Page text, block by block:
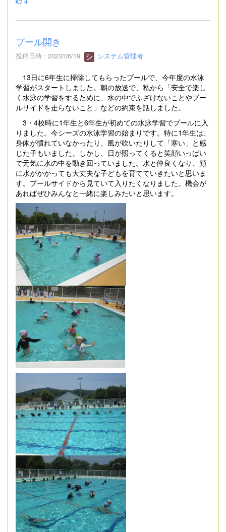
プール開き
投稿日時 : 2023/06/19 システム管理者
13日に6年生に掃除してもらったプールで、今年度の水泳
学習がスタートしました。朝の放送で、私から「安全で楽し
く水泳の学習をするために、水の中でふざけないことやプー
ルサイドを走らないこと」などの約束を話しました。
3・4校時に1年生と6年生が初めての水泳学習でプールに入
りました。今シーズの水泳学習の始まりです。特に1年生は、
身体が慣れていなかったり、風が吹いたりして「寒い」と感
じた子もいました。しかし、日が照ってくると笑顔いっぱい
で元気に水の中を動き回っていました。水と仲良くなり、顔
に水がかかっても大丈夫な子どもを育てていきたいと思いま
す。プールサイドから見ていて入りたくなりました。機会が
あればぜひみんなと一緒に楽しみたいと思います。